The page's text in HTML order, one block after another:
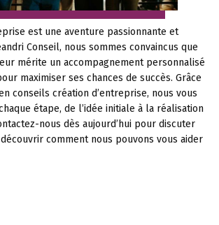
est une aventure passionnante et
Conseil, nous sommes convaincus que
mérite un accompagnement personnalisé
maximiser ses chances de succès. Grâce
conseils création d’entreprise, nous vous
étape, de l’idée initiale à la réalisation
nous dès aujourd’hui pour discuter
comment nous pouvons vous aider